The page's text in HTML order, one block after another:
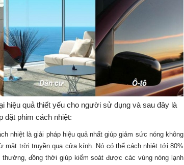
hiệu quả thiết yếu cho người sử dụng và sau đây là
đặt phim cách nhiệt:
nhiệt là giải pháp hiệu quả nhất giúp giảm sức nóng không
mặt trời truyền qua cửa kính. Nó có thể cách nhiệt tới 80%
đồng thời giúp kiểm soát được các vùng nóng lạnh